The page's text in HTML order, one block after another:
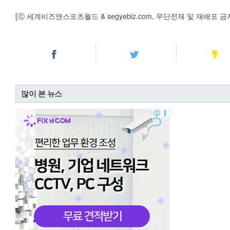
[ⓒ 세계비즈앤스포츠월드 & segyebiz.com, 무단전재 및 재배포 금
많이 본 뉴스